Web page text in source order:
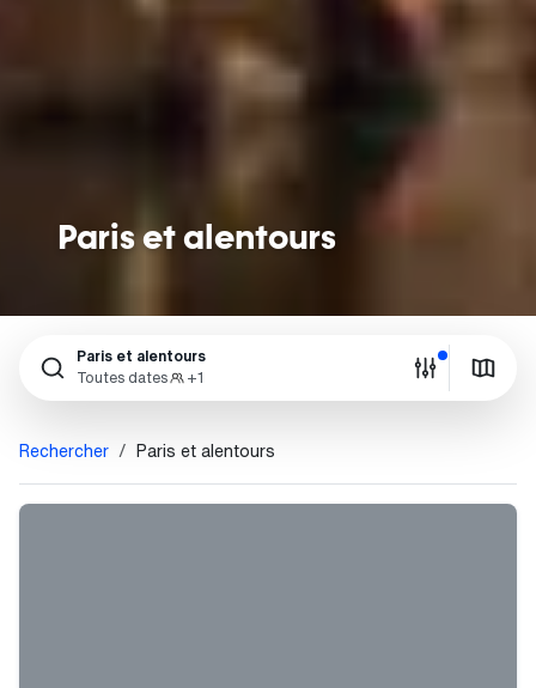
Paris et alentours
Paris et alentours
Toutes dates
+1
Rechercher Paris et alentours